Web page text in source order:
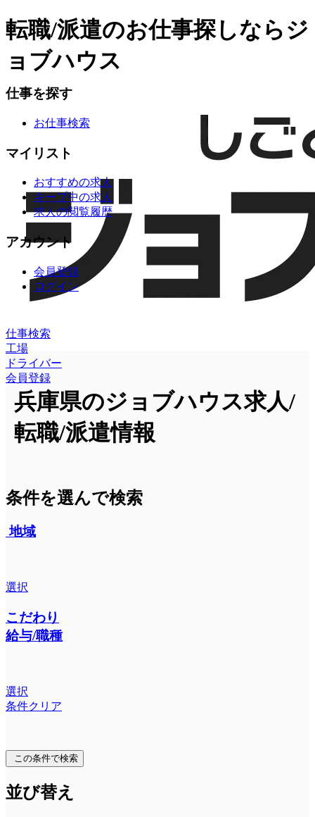
転職/派遣のお仕事探しならジ
ョブハウス
仕事検索
工場
ドライバー
会員登録
仕事を探す
お仕事検索
マイリスト
おすすめの求人
キープ中の求人
求人の閲覧履歴
アカウント
会員登録
ログイン
兵庫県のジョブハウス求人/
転職/派遣情報
条件を選んで検索
地域
選択
こだわり
給与/職種
選択
条件クリア
この条件で検索
並び替え